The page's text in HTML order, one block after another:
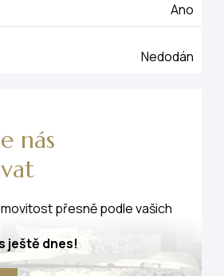
Ano
Nedodán
nás
přesně podle vašich
ještě dnes!